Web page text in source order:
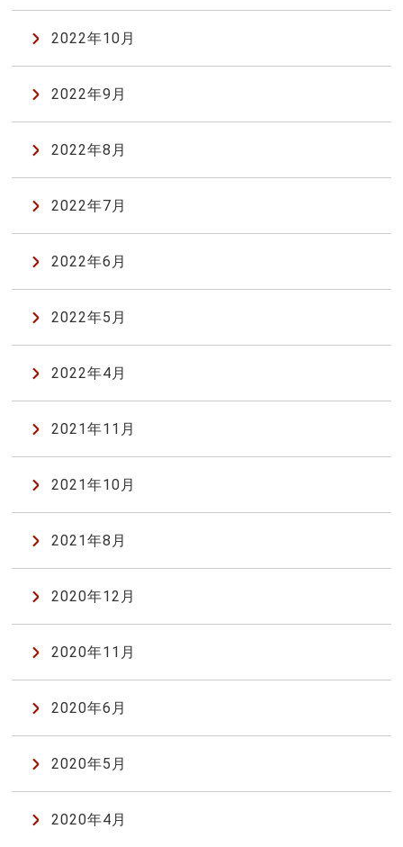
2022年10月
2022年9月
2022年8月
2022年7月
2022年6月
2022年5月
2022年4月
2021年11月
2021年10月
2021年8月
2020年12月
2020年11月
2020年6月
2020年5月
2020年4月